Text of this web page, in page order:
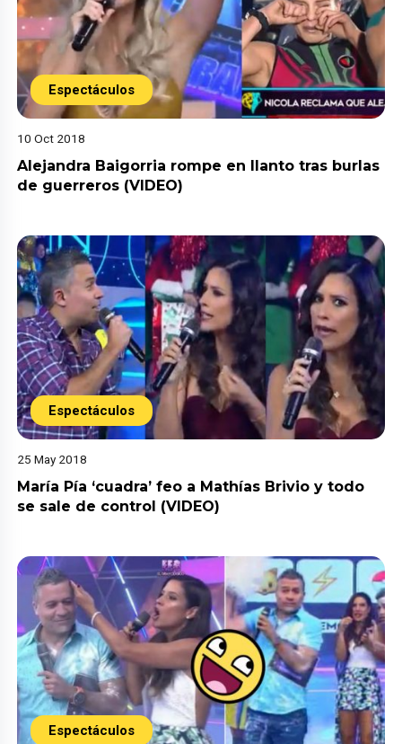
Espectáculos
10 Oct 2018
Alejandra Baigorria rompe en llanto tras burlas
de guerreros (VIDEO)
Espectáculos
25 May 2018
María Pía ‘cuadra’ feo a Mathías Brivio y todo
se sale de control (VIDEO)
Espectáculos